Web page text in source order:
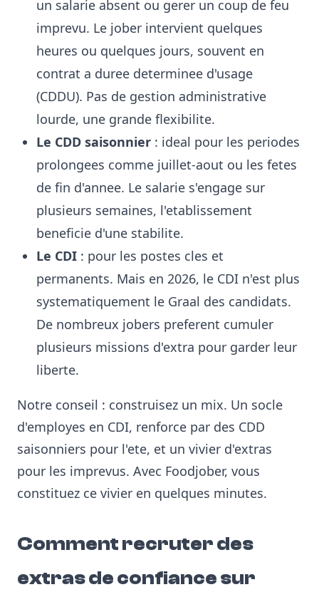
un salarie absent ou gerer un coup de feu
imprevu. Le jober intervient quelques
heures ou quelques jours, souvent en
contrat a duree determinee d'usage
(CDDU). Pas de gestion administrative
lourde, une grande flexibilite.
Le CDD saisonnier : ideal pour les periodes
prolongees comme juillet-aout ou les fetes
de fin d'annee. Le salarie s'engage sur
plusieurs semaines, l'etablissement
beneficie d'une stabilite.
Le CDI : pour les postes cles et
permanents. Mais en 2026, le CDI n'est plus
systematiquement le Graal des candidats.
De nombreux jobers preferent cumuler
plusieurs missions d'extra pour garder leur
liberte.
Notre conseil : construisez un mix. Un socle
d'employes en CDI, renforce par des CDD
saisonniers pour l'ete, et un vivier d'extras
pour les imprevus. Avec Foodjober, vous
constituez ce vivier en quelques minutes.
Comment recruter des
extras de confiance sur